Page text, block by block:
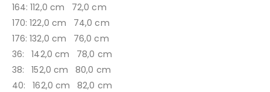
164: 112,0 cm 72,0 cm
170: 122,0 cm 74,0 cm
176: 132,0 cm 76,0 cm
36: 142,0 cm 78,0 cm
38: 152,0 cm 80,0 cm
40: 162,0 cm 82,0 cm